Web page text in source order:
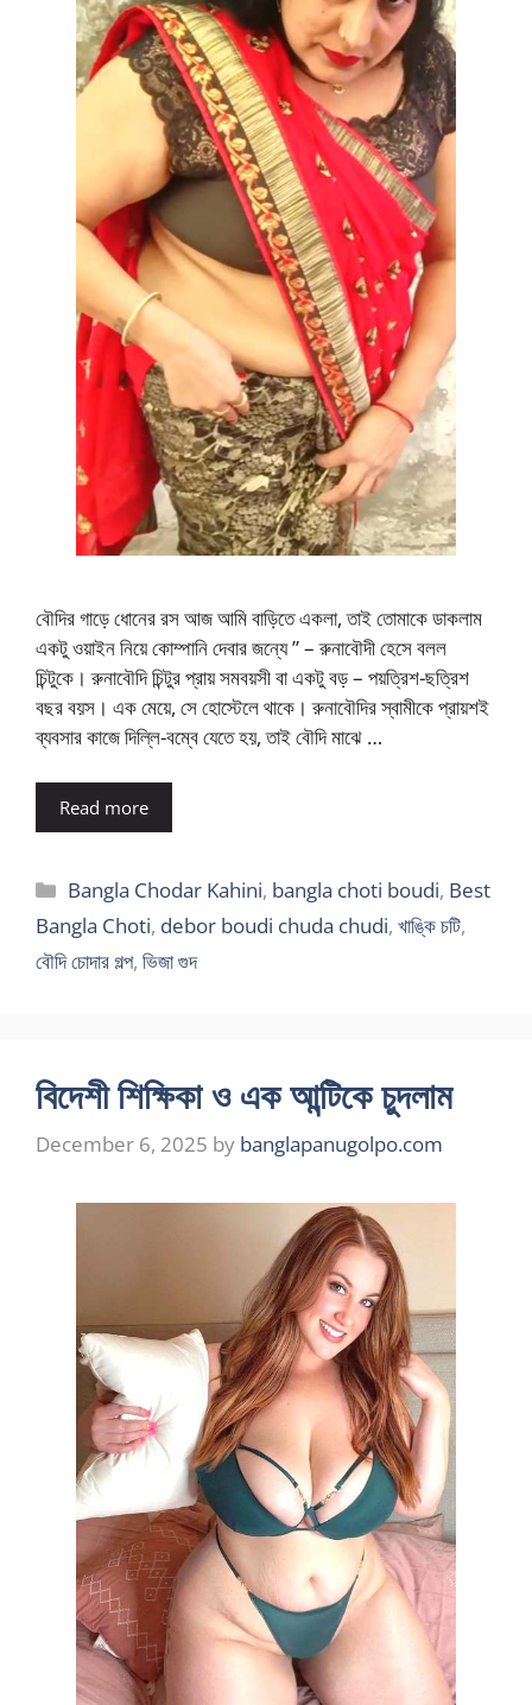
বৌদির গাড়ে ধোনের রস আজ আমি বাড়িতে একলা, তাই তোমাকে ডাকলাম
একটু ওয়াইন নিয়ে কোম্পানি দেবার জন্যে ” – রুনাবৌদী হেসে বলল
চিন্টুকে। রুনাবৌদি চিন্টুর প্রায় সমবয়সী বা একটু বড় – পয়ত্রিশ-ছত্রিশ
বছর বয়স। এক মেয়ে, সে হোস্টেলে থাকে। রুনাবৌদির স্বামীকে প্রায়শই
ব্যবসার কাজে দিল্লি-বম্বে যেতে হয়, তাই বৌদি মাঝে …
Read more
Categories
Bangla Chodar Kahini, bangla choti boudi, Best
Bangla Choti, debor boudi chuda chudi, খাঙ্কি চটি,
বৌদি চোদার গল্প, ভিজা গুদ
বিদেশী শিক্ষিকা ও এক আন্টিকে চুদলাম
December 6, 2025 by banglapanugolpo.com